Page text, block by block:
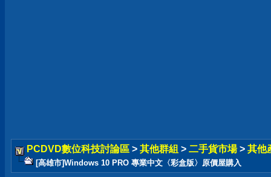
PCDVD數位科技討論區 > 其他群組 > 二手貨市場 > 其他
[高雄市]Windows 10 PRO 專業中文〈彩盒版〉原價屋購入